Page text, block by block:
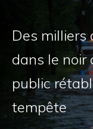
Des milliers
dans le noir
public
tempête